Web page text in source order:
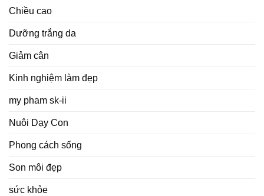
Chiều cao
Dưỡng trắng da
Giảm cân
Kinh nghiệm làm đẹp
my pham sk-ii
Nuôi Dạy Con
Phong cách sống
Son môi đẹp
sức khỏe